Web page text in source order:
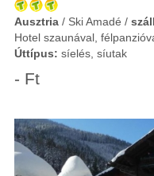
Ausztria / Ski Amadé /
Hotel szaunával,
Úttípus: síelés, síutak
- Ft